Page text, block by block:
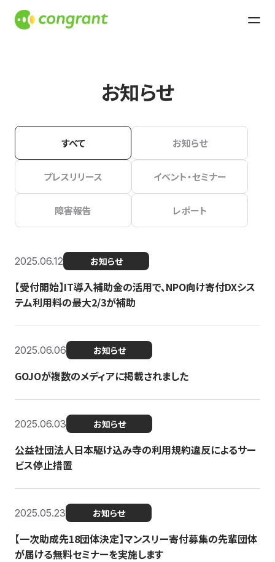
お知らせ
すべて お知らせ
プレスリリース イベント・セミナー
障害報告 レポート
2025.06.12 お知らせ
【受付開始】IT導入補助金の活用で、NPO向け寄付DXシス
テム利用料の最大2/3が補助
2025.06.06 お知らせ
GOJOが複数のメディアに掲載されました
2025.06.03 お知らせ
公益社団法人日本駆け込み寺の利用規約違反によるサー
ビス停止措置
2025.05.23 お知らせ
【一次助成先18団体決定】マンスリー寄付募集の先輩団体
が届ける無料セミナーを実施します